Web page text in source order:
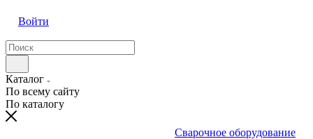
Войти
Каталог
По всему сайту
По каталогу
Сварочное оборудование